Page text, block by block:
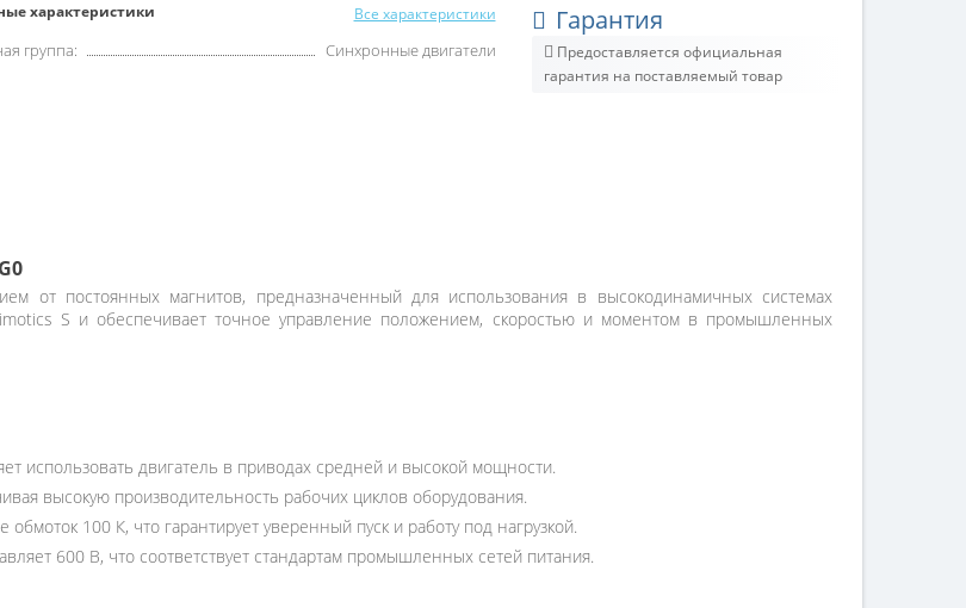
характеристики Все характеристики
группа: Синхронные двигатели
Гарантия
Предоставляется официальная
гарантия на поставляемый товар
от постоянных магнитов, предназначенный для использования в высокодинамичных системах
S и обеспечивает точное управление положением, скоростью и моментом в промышленных
использовать двигатель в приводах средней и высокой мощности.
высокую производительность рабочих циклов оборудования.
100 К, что гарантирует уверенный пуск и работу под нагрузкой.
600 В, что соответствует стандартам промышленных сетей питания.